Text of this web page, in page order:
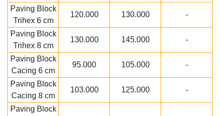
Paving Block
Trihex 6 cm
120.000 130.000 -
Paving Block
Trihex 8 cm
130.000 145.000 -
Paving Block
Cacing 6 cm
95.000 105.000 -
Paving Block
Cacing 8 cm
103.000 125.000 -
Paving Block